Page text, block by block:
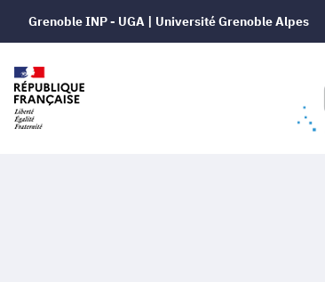
Grenoble INP - UGA | Université Grenoble Alpes